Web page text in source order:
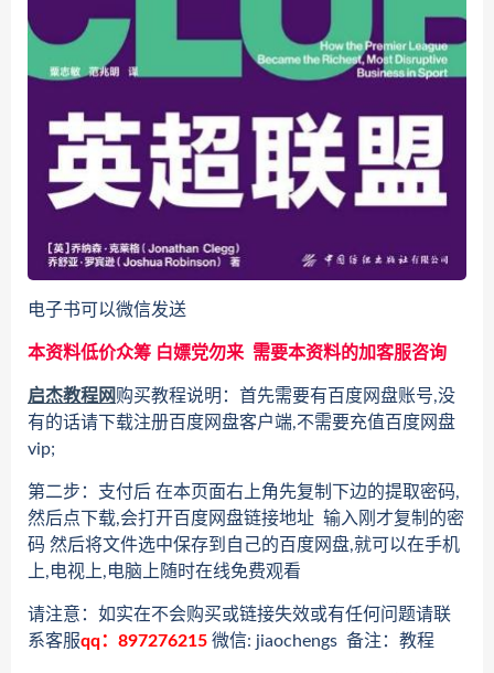
电子书可以微信发送
本资料低价众筹 白嫖党勿来 需要本资料的加客服咨询
启杰教程网购买教程说明：首先需要有百度网盘账号,没
有的话请下载注册百度网盘客户端,不需要充值百度网盘
vip;
第二步：支付后 在本页面右上角先复制下边的提取密码,
然后点下载,会打开百度网盘链接地址 输入刚才复制的密
码 然后将文件选中保存到自己的百度网盘,就可以在手机
上,电视上,电脑上随时在线免费观看
请注意：如实在不会购买或链接失效或有任何问题请联
系客服qq：897276215 微信: jiaochengs 备注：教程